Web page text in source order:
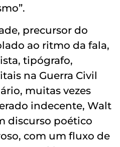
precursor do
ao ritmo da fala,
tipógrafo,
na Guerra Civil
muitas vezes
indecente, Walt
discurso poético
com um fluxo de